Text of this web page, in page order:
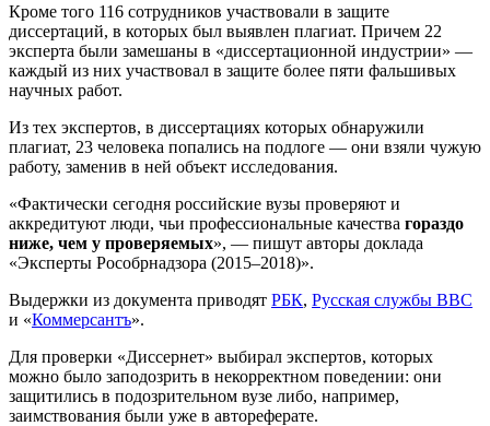
Кроме того 116 сотрудников участвовали в защите
диссертаций, в которых был выявлен плагиат. Причем 22
эксперта были замешаны в «диссертационной индустрии» —
каждый из них участвовал в защите более пяти фальшивых
научных работ.
Из тех экспертов, в диссертациях которых обнаружили
плагиат, 23 человека попались на подлоге — они взяли чужую
работу, заменив в ней объект исследования.
«Фактически сегодня российские вузы проверяют и
аккредитуют люди, чьи профессиональные качества гораздо
ниже, чем у проверяемых», — пишут авторы доклада
«Эксперты Рособрнадзора (2015–2018)».
Выдержки из документа приводят РБК, Русская службы BBC
и «Коммерсантъ».
Для проверки «Диссернет» выбирал экспертов, которых
можно было заподозрить в некорректном поведении: они
защитились в подозрительном вузе либо, например,
заимствования были уже в автореферате.